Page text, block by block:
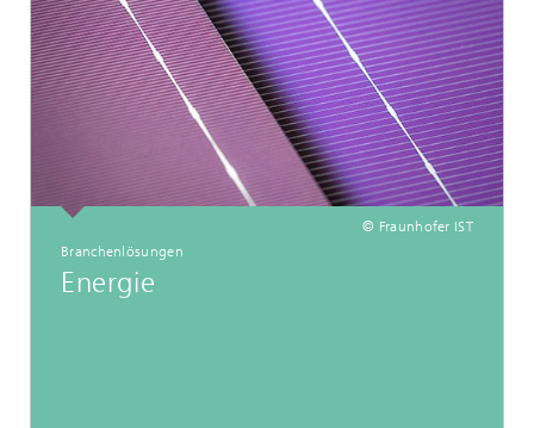
© Fraunhofer IST
Branchenlösungen
Energie